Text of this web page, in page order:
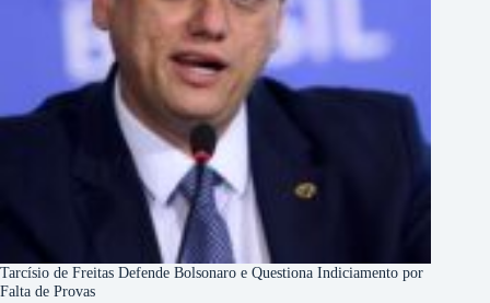
Tarcísio de Freitas Defende Bolsonaro e Questiona Indiciamento por
Falta de Provas